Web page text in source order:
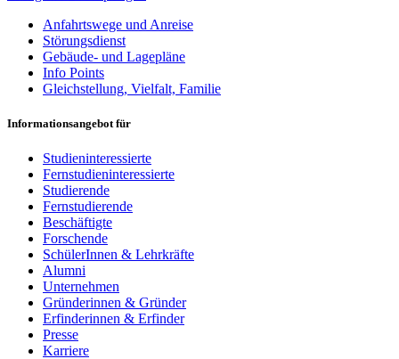
Anfahrtswege und Anreise
Störungsdienst
Gebäude- und Lagepläne
Info Points
Gleichstellung, Vielfalt, Familie
Informationsangebot für
Studieninteressierte
Fernstudieninteressierte
Studierende
Fernstudierende
Beschäftigte
Forschende
SchülerInnen & Lehrkräfte
Alumni
Unternehmen
Gründerinnen & Gründer
Erfinderinnen & Erfinder
Presse
Karriere